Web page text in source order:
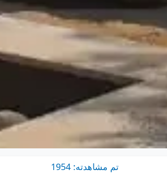
تم مشاهدته: 1954